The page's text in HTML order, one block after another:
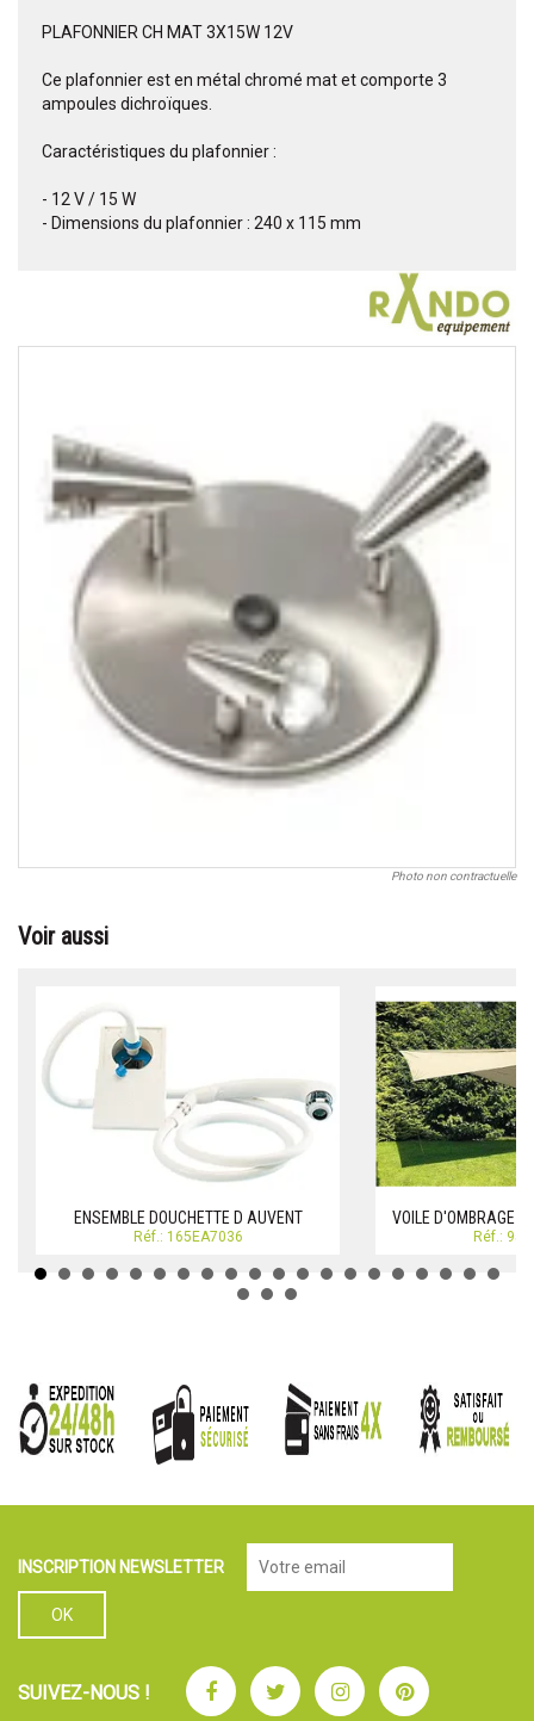
PLAFONNIER CH MAT 3X15W 12V
Ce plafonnier est en métal chromé mat et comporte 3
ampoules dichroïques.
Caractéristiques du plafonnier :
- 12 V / 15 W
- Dimensions du plafonnier : 240 x 115 mm
Photo non contractuelle
Voir aussi
ENSEMBLE DOUCHETTE D AUVENT
Réf.: 165EA7036
VOILE D'OMBRAGE
Réf.:
INSCRIPTION NEWSLETTER
SUIVEZ-NOUS ! FacebookTwitterInstagramPinterest